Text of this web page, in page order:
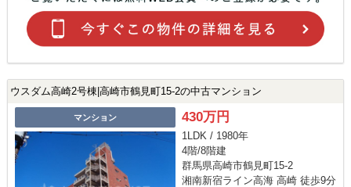
ウスダム高崎2号棟|高崎市鶴見町15-2の中古マンション
マンション 430万円
1LDK / 1980年
4階/8階建
群馬県高崎市鶴見町15-2
湘南新宿ライン高海 高崎 徒歩9分